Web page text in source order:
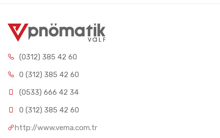
(0312) 385 42 60
0 (312) 385 42 60
(0533) 666 42 34
0 (312) 385 42 60
http://www.vema.com.tr